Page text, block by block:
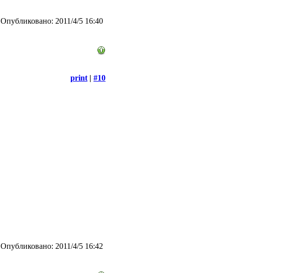
Опубликовано: 2011/4/5 16:40
print | #10
Опубликовано: 2011/4/5 16:42